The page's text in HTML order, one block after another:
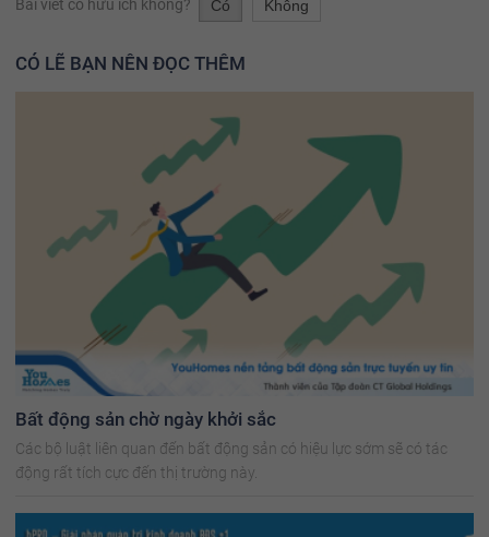
Bài viết có hữu ích không? Có Không
CÓ LẼ BẠN NÊN ĐỌC THÊM
Bất động sản chờ ngày khởi sắc
Các bộ luật liên quan đến bất động sản có hiệu lực sớm sẽ có tác
động rất tích cực đến thị trường này.